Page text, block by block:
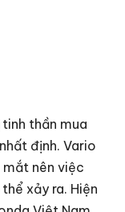
thần mua
định. Vario
mắt nên việc
xảy ra. Hiện